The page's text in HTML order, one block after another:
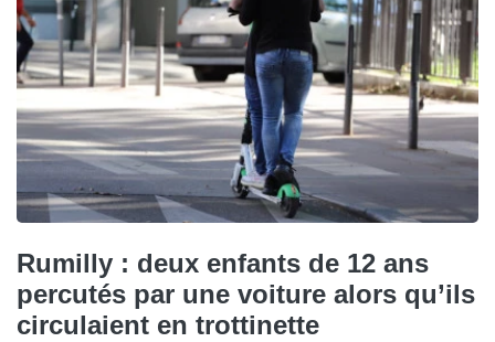
Rumilly : deux enfants de 12 ans
percutés par une voiture alors qu’ils
circulaient en trottinette